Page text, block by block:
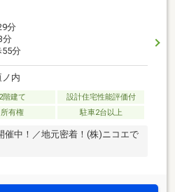
分
分
55分
内
2階建て
設計住宅性能評価付
所有権 駐車2台以上
催中！／地元密着！(株)ニコエで